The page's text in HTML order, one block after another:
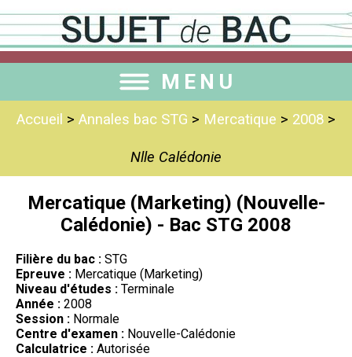
MENU
Accueil > Annales bac STG > Mercatique > 2008 >
Nlle Calédonie
Mercatique (Marketing) (Nouvelle-
Calédonie) - Bac STG 2008
Filière du bac : STG
Epreuve : Mercatique (Marketing)
Niveau d'études : Terminale
Année : 2008
Session : Normale
Centre d'examen : Nouvelle-Calédonie
Calculatrice : Autorisée